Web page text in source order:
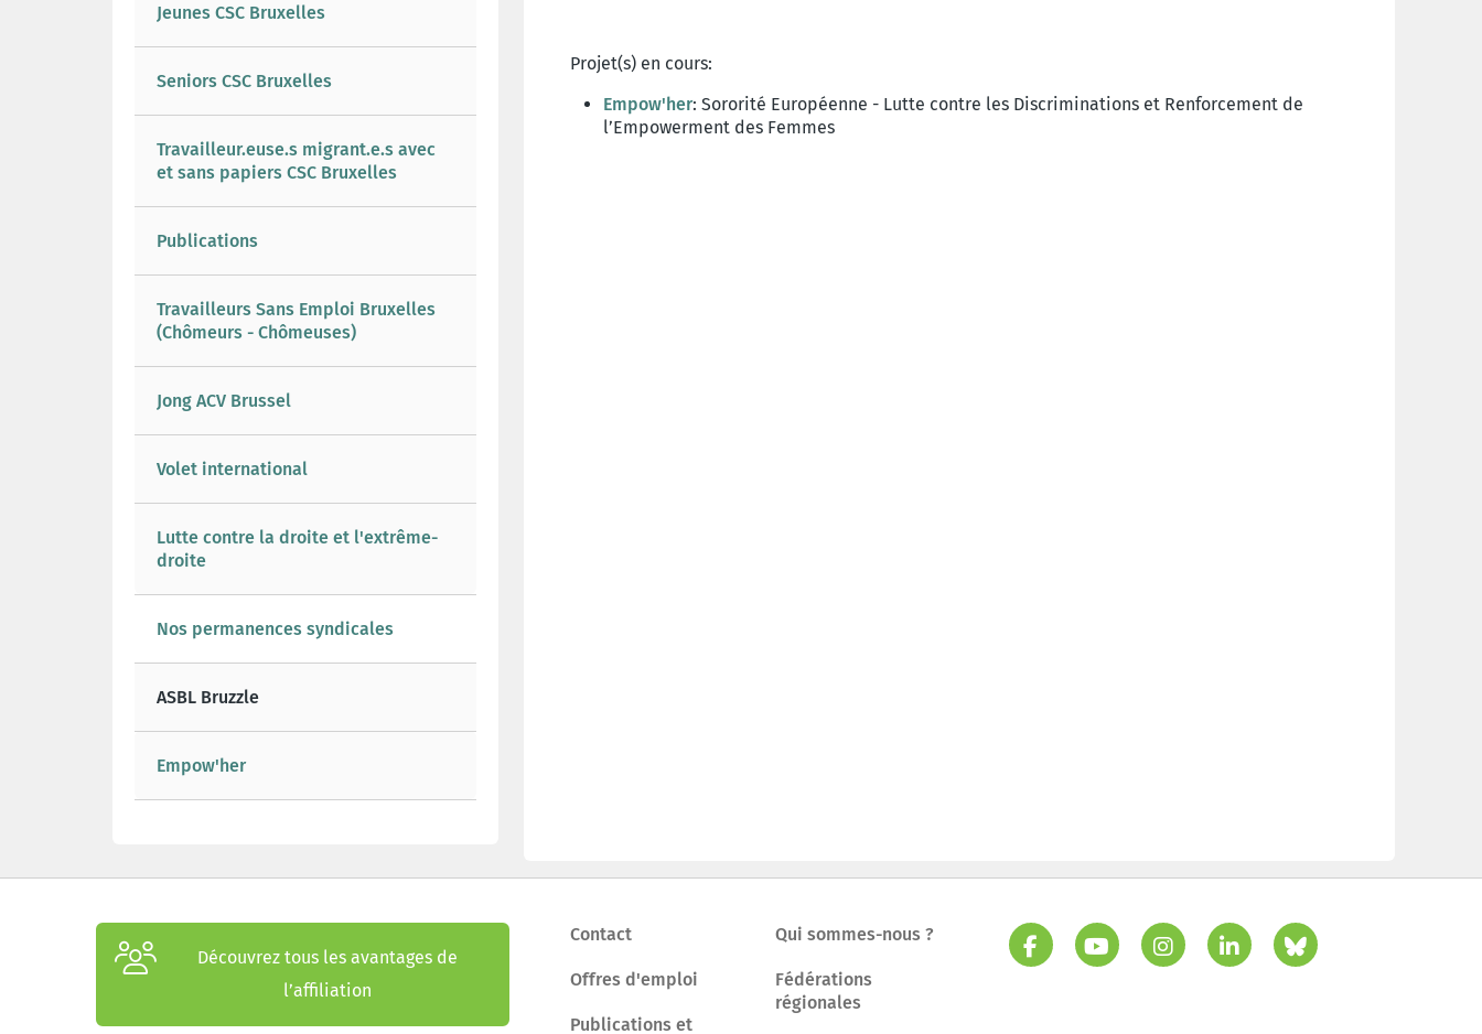
Jeunes CSC Bruxelles
Seniors CSC Bruxelles
Travailleur.euse.s migrant.e.s avec
et sans papiers CSC Bruxelles
Publications
Travailleurs Sans Emploi Bruxelles
(Chômeurs - Chômeuses)
Jong ACV Brussel
Volet international
Lutte contre la droite et l'extrême-
droite
Nos permanences syndicales
ASBL Bruzzle
Empow'her
Projet(s) en cours:
Empow'her: Sororité Européenne - Lutte contre les Discriminations et Renforcement de
l’Empowerment des Femmes
Découvrez tous les avantages de
l’affiliation
Contact
Offres d'emploi
Publications et
Qui sommes-nous ?
Fédérations
régionales